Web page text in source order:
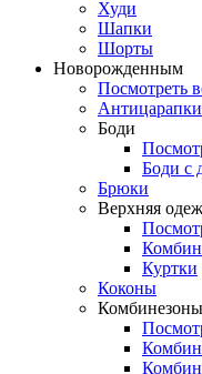
Худи
Шапки
Шорты
Новорожденным
Посмотреть
Антицарапки
Боди
Боди с
Брюки
Верхняя
Куртки
Коконы
Комбинезоны